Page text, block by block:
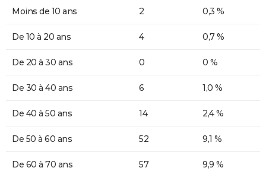
Moins de 10 ans 2 0,3 %
De 10 à 20 ans 4 0,7 %
De 20 à 30 ans 0 0 %
De 30 à 40 ans 6 1,0 %
De 40 à 50 ans 14 2,4 %
De 50 à 60 ans 52 9,1 %
De 60 à 70 ans 57 9,9 %